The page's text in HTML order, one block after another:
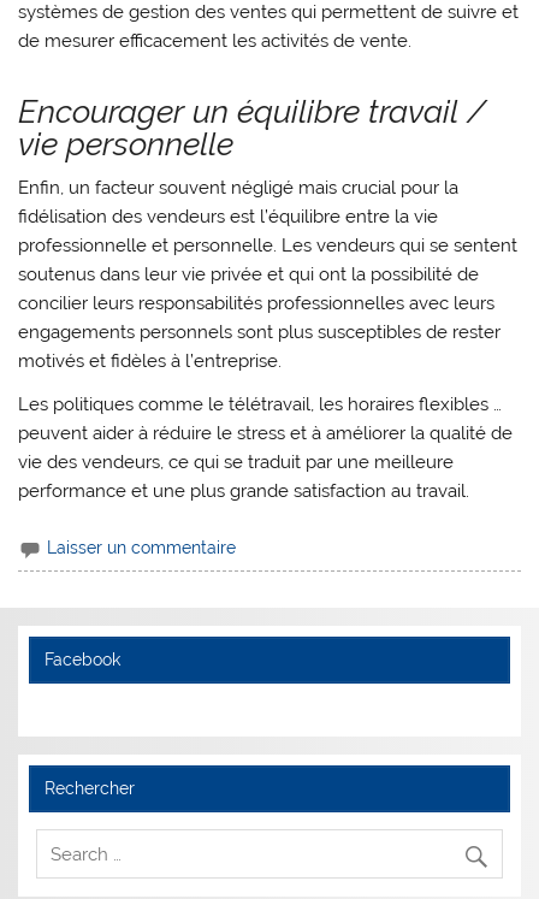
systèmes de gestion des ventes qui permettent de suivre et
de mesurer efficacement les activités de vente.
Encourager un équilibre travail /
vie personnelle
Enfin, un facteur souvent négligé mais crucial pour la
fidélisation des vendeurs est l’équilibre entre la vie
professionnelle et personnelle. Les vendeurs qui se sentent
soutenus dans leur vie privée et qui ont la possibilité de
concilier leurs responsabilités professionnelles avec leurs
engagements personnels sont plus susceptibles de rester
motivés et fidèles à l’entreprise.
Les politiques comme le télétravail, les horaires flexibles …
peuvent aider à réduire le stress et à améliorer la qualité de
vie des vendeurs, ce qui se traduit par une meilleure
performance et une plus grande satisfaction au travail.
Laisser un commentaire
Facebook
Rechercher